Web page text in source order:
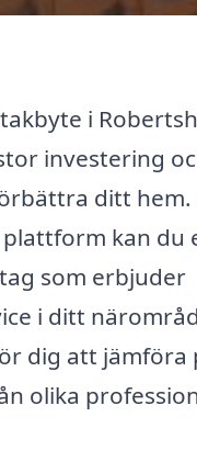
i
investering
ditt hem.
kan du
som erbjuder
i ditt
dig att jämföra
olika